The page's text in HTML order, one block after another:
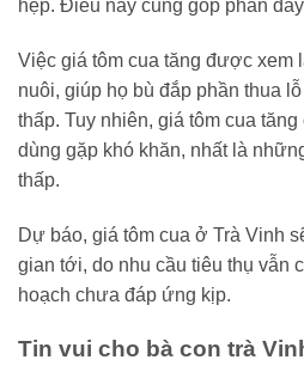
hẹp. Điều này cũng góp phần
Việc giá tôm cua tăng được xem
nuôi, giúp họ bù đắp phần thua
thấp. Tuy nhiên, giá tôm cua
dùng gặp khó khăn, nhất là
thấp.
Dự báo, giá tôm cua ở Trà Vinh
gian tới, do nhu cầu tiêu thụ vẫn
hoạch chưa đáp ứng kịp.
Tin vui cho bà con trà